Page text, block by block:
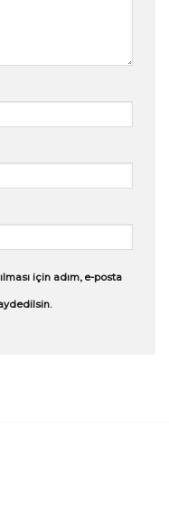
için adım, e-posta